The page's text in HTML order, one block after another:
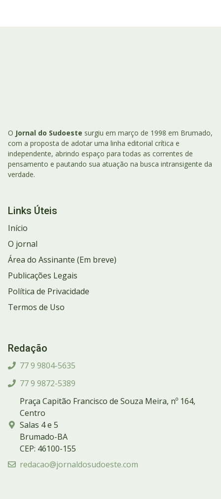
O Jornal do Sudoeste surgiu em março de 1998 em Brumado,
com a proposta de adotar uma linha editorial crítica e
independente, abrindo espaço para todas as correntes de
pensamento e pautando sua atuação na busca intransigente da
verdade.
Links Úteis
Início
O jornal
Área do Assinante (Em breve)
Publicações Legais
Política de Privacidade
Termos de Uso
Redação
77 9 9804-5635
77 9 9872-5389
Praça Capitão Francisco de Souza Meira, nº 164,
Centro
Salas 4 e 5
Brumado-BA
CEP: 46100-155
redacao@jornaldosudoeste.com